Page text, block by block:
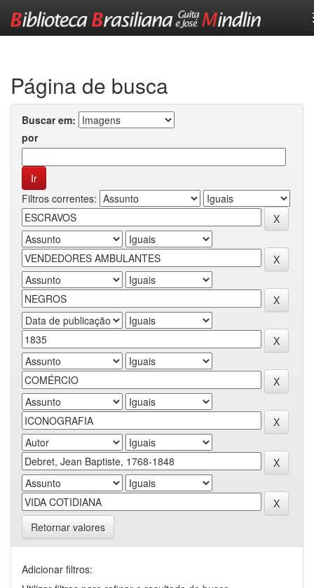
Página de busca
Buscar em:
por
Filtros correntes:
Retornar valores
Adicionar filtros: